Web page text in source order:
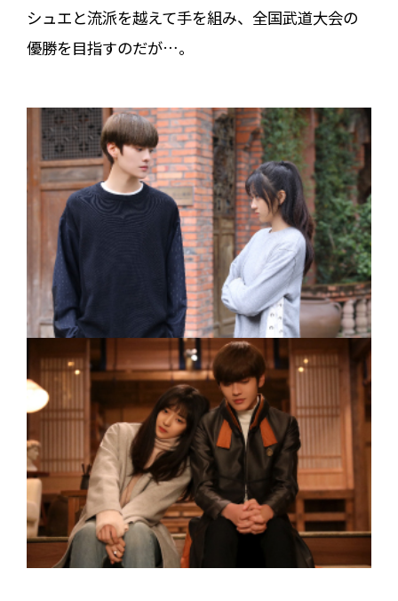
シュエと流派を越えて手を組み、全国武道大会の
優勝を目指すのだが…。